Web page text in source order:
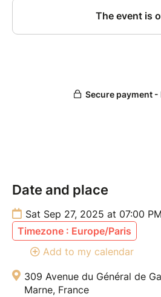
Date and place
Sat Sep 27, 2025 at 07:00 PM
Timezone : Europe/Paris
Add to my calendar
309 Avenue du Général de
Marne, France